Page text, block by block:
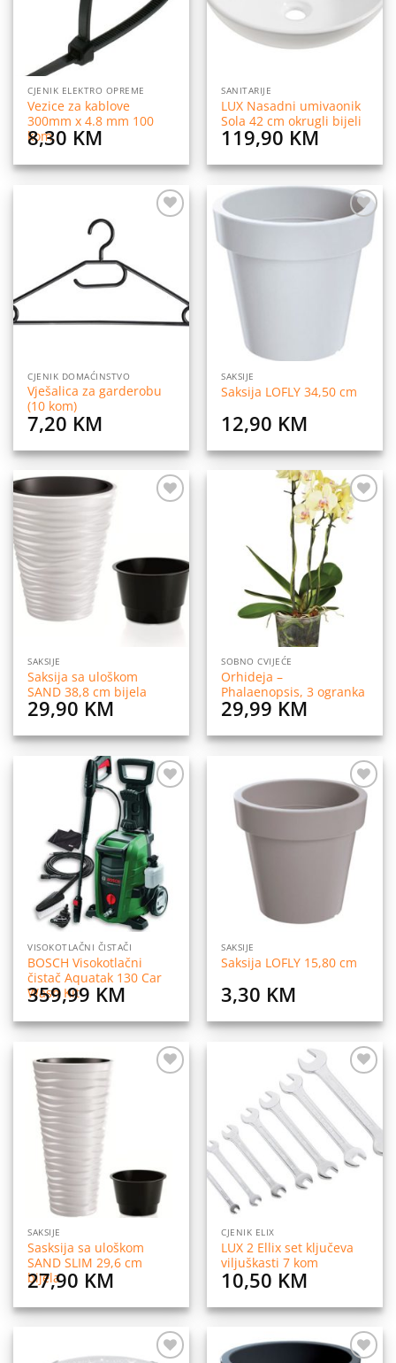
CJENIK ELEKTRO OPREME
Vezice za kablove
300mm x 4.8 mm 100
kom.
8,30 KM
SANITARIJE
LUX Nasadni umivaonik
Sola 42 cm okrugli bijeli
119,90 KM
CJENIK DOMAĆINSTVO
Vješalica za garderobu
(10 kom)
7,20 KM
Dodaj
listu
želja
SAKSIJE
Saksija LOFLY 34,50 cm
12,90 KM
SAKSIJE
Saksija sa uloškom
SAND 38,8 cm bijela
29,90 KM
Dodaj
SOBNO CVIJEĆE
Orhideja –
Phalaenopsis, 3 ogranka
29,99KM
želja
VISOKOTLAČNI ČISTAČI
BOSCH Visokotlačni
čistač Aquatak 130 Car
Wash Kit
359,99 KM
Dodaj
na
listu
želja
SAKSIJE
Saksija LOFLY 15,80 cm
3,30 KM
SAKSIJE
Sasksija sa uloškom
SAND SLIM 29,6 cm
bijela
27,90 KM
na
listu
želja
CJENIK ELIX
LUX 2 Ellix set ključeva
viljuškasti 7 kom
10,50 KM